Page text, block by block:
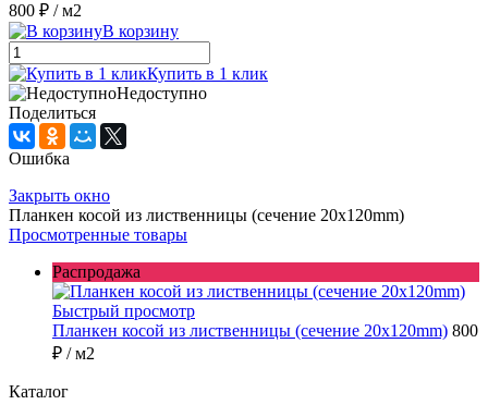
800 ₽ / м2
В корзину
Купить в 1 клик
Недоступно
Поделиться
Ошибка
Закрыть окно
Планкен косой из лиственницы (сечение 20х120mm)
Просмотренные товары
Распродажа
Быстрый просмотр
Планкен косой из лиственницы (сечение 20х120mm) 800
₽ / м2
Каталог